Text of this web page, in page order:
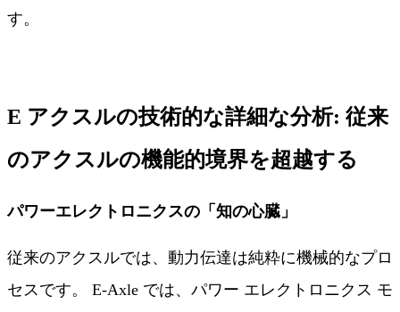
す。
E アクスルの技術的な詳細な分析: 従来
のアクスルの機能的境界を超越する
パワーエレクトロニクスの「知の心臓」
従来のアクスルでは、動力伝達は純粋に機械的なプロ
セスです。 E-Axle では、パワー エレクトロニクス モ